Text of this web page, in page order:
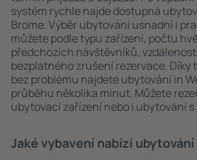
systém rychle najde dostupná
Brome. Výběr ubytování usnadní i
můžete podle typu zařízení, počtu
předchozích návštěvníků,
bezplatného zrušení rezervace. Díky
bez problému najdete ubytování in
průběhu několika minut. Můžete
ubytovací zařízení nebo i ubytování s
Jaké vybavení nabízí